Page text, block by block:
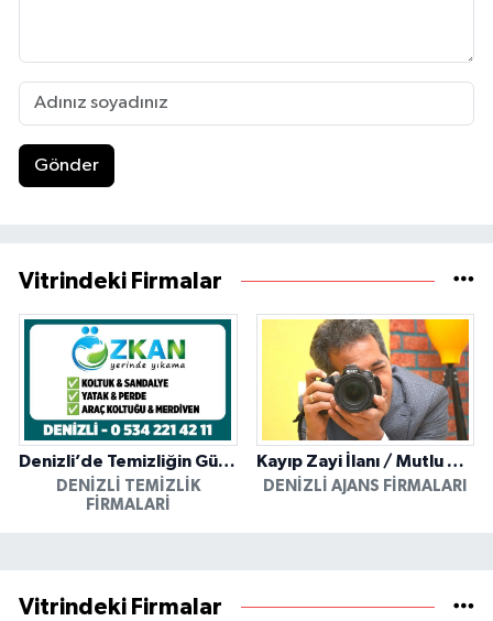
Gönder
Vitrindeki Firmalar
Denizli’de Temizliğin Güvenilir Adresi: Özkan Yerinde Yıkama
DENIZLI TEMIZLIK
FIRMALARI
Kayıp Zayi İlanı / Mutlu Ajans / Denizli
DENIZLI AJANS FIRMALARI
Vitrindeki Firmalar